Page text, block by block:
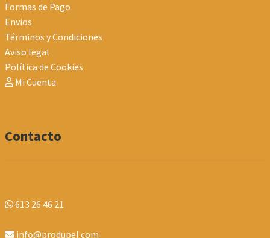
Formas de Pago
Envios
Términos y Condiciones
Aviso legal
Política de Cookies
Mi Cuenta
Contacto
613 26 46 21
info@produpel.com